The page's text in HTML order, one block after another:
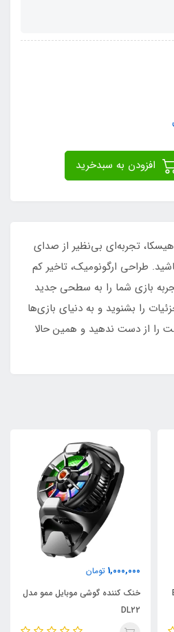
با ایرپاد گیمینگ FX-529 هیسکا، تجربه‌ای بی‌نظیر از صدای
طراحی ارگونومیک، تاخیر کم
بازی شما را به سطحی جدید
را بشنوید و به دنیای بازی‌ها
را از دست ندهید و همین حالا
1,000,000 تومان
خنک کننده گوشی موبایل ممو مدل
DL22